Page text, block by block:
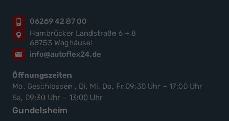
06269 42 87 00
Hambrücker Landstraße 6 + 8
68753 Waghäusel
info@autoflex24.de
Öffnungszeiten
Mo. Geschlossen , Di, Mi, Do, Fr,09:30 Uhr – 17:00 Uhr
Sa, 09:30 Uhr – 13:00 Uhr
Gundelsheim